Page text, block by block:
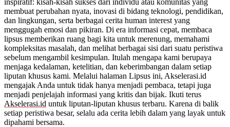
inspiratif: kisah-kisah sukses dari individu atau komunitas yang
membuat perubahan nyata, inovasi di bidang teknologi, pendidikan,
dan lingkungan, serta berbagai cerita human interest yang
menggugah emosi dan pikiran. Di era informasi cepat, membaca
lipsus memberikan ruang bagi kita untuk merenung, memahami
kompleksitas masalah, dan melihat berbagai sisi dari suatu peristiwa
sebelum mengambil kesimpulan. Itulah mengapa kami berupaya
menjaga kedalaman, ketelitian, dan keberimbangan dalam setiap
liputan khusus kami. Melalui halaman Lipsus ini, Akselerasi.id
mengajak Anda untuk tidak hanya menjadi pembaca, tetapi juga
menjadi penjelajah informasi yang kritis dan bijak. Ikuti terus
Akselerasi.id untuk liputan-liputan khusus terbaru. Karena di balik
setiap peristiwa besar, selalu ada cerita lebih dalam yang layak untuk
dipahami bersama.